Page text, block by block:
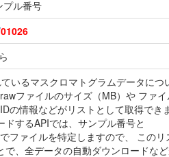
プル番号
01026
いるマスクロマトグラムデータにつ
ファイルのサイズ（MB）や ファ
の情報などがリストとして取得でき
ドするAPIでは、サンプル番号と
ファイルを特定しますので、 このリ
で、全データの自動ダウンロードな